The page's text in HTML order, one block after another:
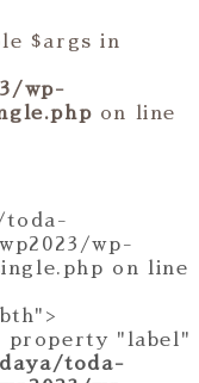
$args in
wp-
on line
toda-
wp-
on line
property "label"
toda-